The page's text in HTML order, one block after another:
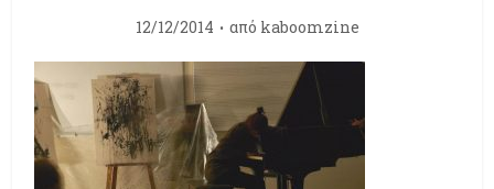
12/12/2014 από kaboomzine